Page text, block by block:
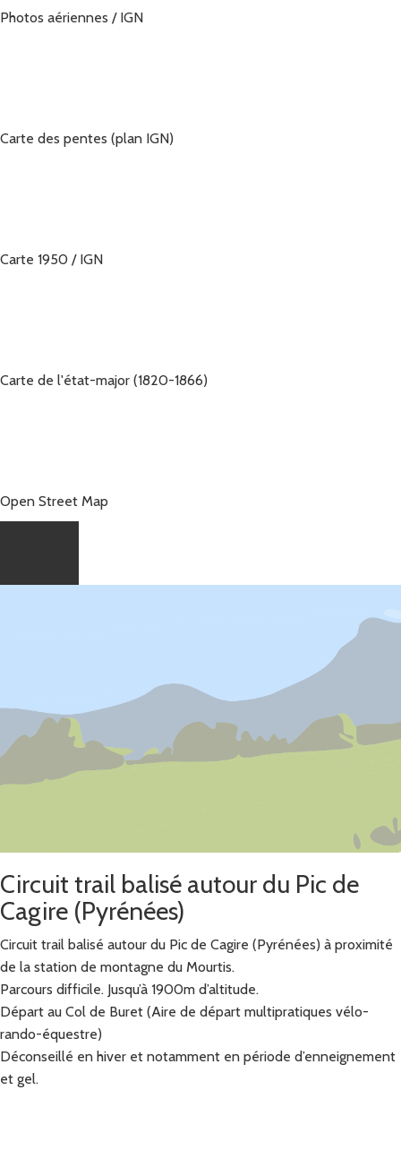
Photos aériennes / IGN
Carte des pentes (plan IGN)
Carte 1950 / IGN
Carte de l'état-major (1820-1866)
Open Street Map
Circuit trail balisé autour du Pic de
Cagire (Pyrénées)
Circuit trail balisé autour du Pic de Cagire (Pyrénées) à proximité
de la station de montagne du Mourtis.
Parcours difficile. Jusqu’à 1900m d’altitude.
Départ au Col de Buret (Aire de départ multipratiques vélo-
rando-équestre)
Déconseillé en hiver et notamment en période d’enneignement
et gel.